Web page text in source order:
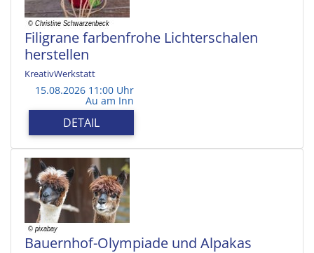
Filigrane farbenfrohe Lichterschalen
herstellen
KreativWerkstatt
15.08.2026 11:00 Uhr
Au am Inn
DETAIL
Bauernhof-Olympiade und Alpakas